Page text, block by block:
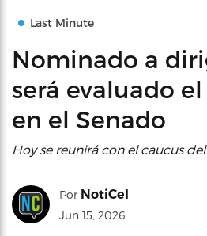
Last Minute
Nominado a
será evaluado
en el Senado
Hoy se reunirá con el caucus
Por NotiCel
Jun 15, 2026